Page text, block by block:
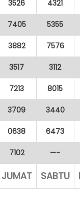
3526 4321
7405 5355
3882 7576
3517 3112
7213 8015
3709 3440
0638 6473
7102 —-
JUMAT SABTU